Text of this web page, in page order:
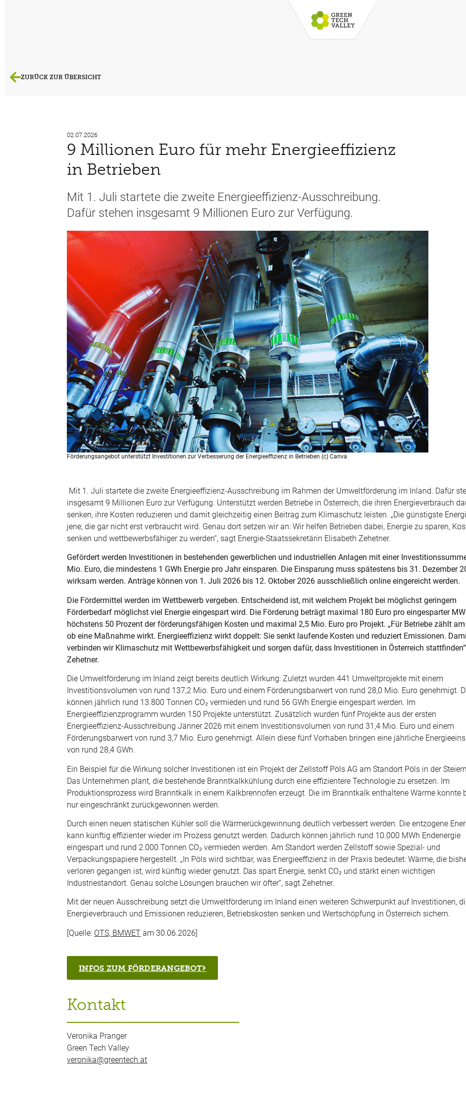
ZURÜCK ZUR ÜBERSICHT
02.07.2026
9 Millionen Euro für mehr Energieeffizienz
in Betrieben
Mit 1. Juli startete die zweite Energieeffizienz-Ausschreibung.
Dafür stehen insgesamt 9 Millionen Euro zur Verfügung.
Förderungsangebot unterstützt Investitionen zur Verbesserung der Energieeffizienz in Betrieben (c) Canva
Mit 1. Juli startete die zweite Energieeffizienz-Ausschreibung im Rahmen der Umweltförderung im Inland. Dafür
insgesamt 9 Millionen Euro zur Verfügung. Unterstützt werden Betriebe in Österreich, die ihren Energieverbrauch
senken, ihre Kosten reduzieren und damit gleichzeitig einen Beitrag zum Klimaschutz leisten. „Die günstigste
jene, die gar nicht erst verbraucht wird. Genau dort setzen wir an: Wir helfen Betrieben dabei, Energie zu sparen,
senken und wettbewerbsfähiger zu werden“, sagt Energie-Staatssekretärin Elisabeth Zehetner.
Gefördert werden Investitionen in bestehenden gewerblichen und industriellen Anlagen mit einer
Mio. Euro, die mindestens 1 GWh Energie pro Jahr einsparen. Die Einsparung muss spätestens bis 31. Dezember
wirksam werden. Anträge können von 1. Juli 2026 bis 12. Oktober 2026 ausschließlich online eingereicht werden.
Die Fördermittel werden im Wettbewerb vergeben. Entscheidend ist, mit welchem Projekt bei möglichst geringem
Förderbedarf möglichst viel Energie eingespart wird. Die Förderung beträgt maximal 180 Euro pro eingesparter
höchstens 50 Prozent der förderungsfähigen Kosten und maximal 2,5 Mio. Euro pro Projekt. „Für Betriebe zählt am
ob eine Maßnahme wirkt. Energieeffizienz wirkt doppelt: Sie senkt laufende Kosten und reduziert Emissionen.
verbinden wir Klimaschutz mit Wettbewerbsfähigkeit und sorgen dafür, dass Investitionen in Österreich
Zehetner.
Die Umweltförderung im Inland zeigt bereits deutlich Wirkung: Zuletzt wurden 441 Umweltprojekte mit einem
Investitionsvolumen von rund 137,2 Mio. Euro und einem Förderungsbarwert von rund 28,0 Mio. Euro genehmigt.
können jährlich rund 13.800 Tonnen CO₂ vermieden und rund 56 GWh Energie eingespart werden. Im
Energieeffizienzprogramm wurden 150 Projekte unterstützt. Zusätzlich wurden fünf Projekte aus der ersten
Energieeffizienz-Ausschreibung Jänner 2026 mit einem Investitionsvolumen von rund 31,4 Mio. Euro und einem
Förderungsbarwert von rund 3,7 Mio. Euro genehmigt. Allein diese fünf Vorhaben bringen eine jährliche
von rund 28,4 GWh.
Ein Beispiel für die Wirkung solcher Investitionen ist ein Projekt der Zellstoff Pöls AG am Standort Pöls in der
Das Unternehmen plant, die bestehende Branntkalkkühlung durch eine effizientere Technologie zu ersetzen. Im
Produktionsprozess wird Branntkalk in einem Kalkbrennofen erzeugt. Die im Branntkalk enthaltene Wärme konnte
nur eingeschränkt zurückgewonnen werden.
Durch einen neuen statischen Kühler soll die Wärmerückgewinnung deutlich verbessert werden. Die entzogene
kann künftig effizienter wieder im Prozess genutzt werden. Dadurch können jährlich rund 10.000 MWh Endenergie
eingespart und rund 2.000 Tonnen CO₂ vermieden werden. Am Standort werden Zellstoff sowie Spezial- und
Verpackungspapiere hergestellt. „In Pöls wird sichtbar, was Energieeffizienz in der Praxis bedeutet: Wärme, die
verloren gegangen ist, wird künftig wieder genutzt. Das spart Energie, senkt CO₂ und stärkt einen wichtigen
Industriestandort. Genau solche Lösungen brauchen wir öfter“, sagt Zehetner.
Mit der neuen Ausschreibung setzt die Umweltförderung im Inland einen weiteren Schwerpunkt auf Investitionen,
Energieverbrauch und Emissionen reduzieren, Betriebskosten senken und Wertschöpfung in Österreich sichern.
[Quelle: OTS, BMWET am 30.06.2026]
INFOS ZUM FÖRDERANGEBOT
Kontakt
Veronika Pranger
Green Tech Valley
veronika@greentech.at